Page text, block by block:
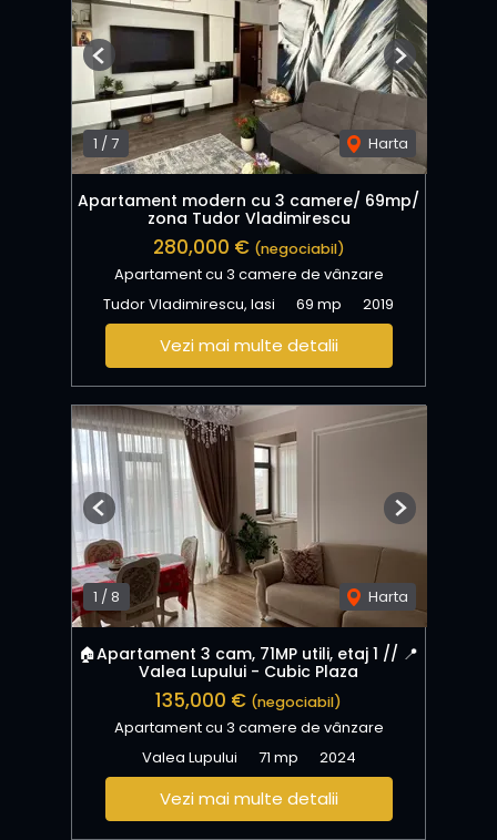
1 / 7 Harta
Previous Next
Apartament modern cu 3 camere/ 69mp/
zona Tudor Vladimirescu
280,000 € (negociabil)
Apartament cu 3 camere de vânzare
Tudor Vladimirescu, Iasi
69 mp 2019
Vezi mai multe detalii
1 /8 Harta
Previous Next
🏠Apartament 3 cam, 71MP utili, etaj 1 // 📍
Valea Lupului - Cubic Plaza
135,000 € (negociabil)
Apartament cu 3 camere de vânzare
Valea Lupului
71 mp 2024
Vezi mai multe detalii